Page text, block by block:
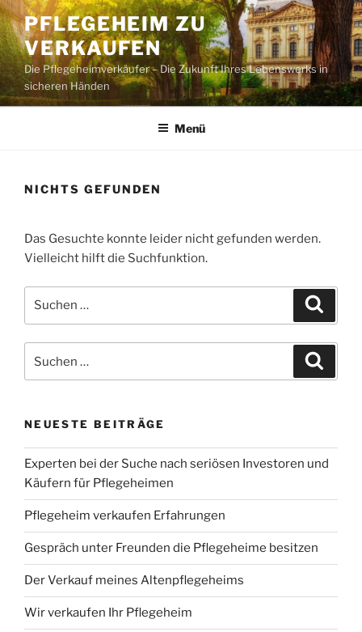
Zum
Inhalt
springen
PFLEGEHEIM ZU
VERKAUFEN
Die Pflegeheimverkäufer – Die Zukunft Ihres Lebenswerks in
sicheren Händen
Menü
NICHTS GEFUNDEN
Das Gesuchte konnte leider nicht gefunden werden.
Vielleicht hilft die Suchfunktion.
nach:
nach:
NEUESTE BEITRÄGE
Experten bei der Suche nach seriösen Investoren und
Käufern für Pflegeheimen
Pflegeheim verkaufen Erfahrungen
Gespräch unter Freunden die Pflegeheime besitzen
Der Verkauf meines Altenpflegeheims
Wir verkaufen Ihr Pflegeheim